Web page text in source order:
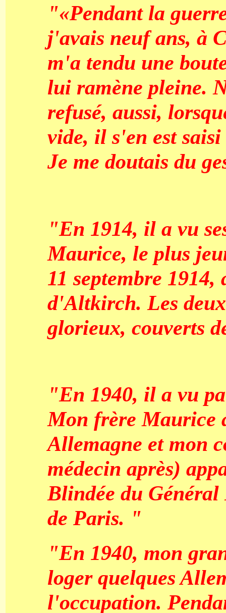
"«Pendant la
j'avais neuf ans, à
m'a tendu une
lui ramène pleine.
refusé, aussi,
vide, il s'en est
Je me doutais du
"En 1914, il a vu
Maurice, le plus
11 septembre
d'Altkirch. Les
glorieux, couverts
"En 1940, il a vu
Mon frère Maurice
Allemagne et mon
médecin après)
Blindée du
de Paris. "
"En 1940, mon
loger quelques
l'occupation.